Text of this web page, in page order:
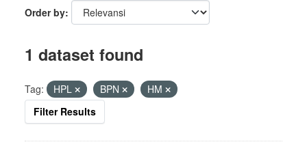
Order by
1 dataset found
Tag: HPL BPN
HM
Filter Results